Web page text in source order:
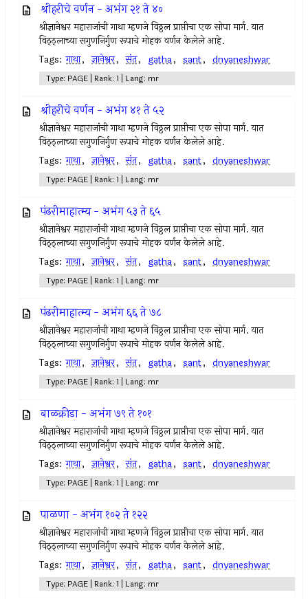
श्रीहरीचे वर्णन - अभंग २१ ते ४०
श्रीज्ञानेश्वर महाराजांची गाथा म्हणजे विठ्ठल प्राप्तीचा एक सोपा मार्ग. यात
विठ्ठ्लाच्या सगुणनिर्गुण रूपाचे मोहक वर्णन केलेले आहे.
Tags: गाथा, ज्ञानेश्वर, संत, gatha, sant, dnyaneshwar
Type: PAGE | Rank: 1 | Lang: mr
श्रीहरीचे वर्णन - अभंग ४१ ते ५२
श्रीज्ञानेश्वर महाराजांची गाथा म्हणजे विठ्ठल प्राप्तीचा एक सोपा मार्ग. यात
विठ्ठ्लाच्या सगुणनिर्गुण रूपाचे मोहक वर्णन केलेले आहे.
Tags: गाथा, ज्ञानेश्वर, संत, gatha, sant, dnyaneshwar
Type: PAGE | Rank: 1 | Lang: mr
पंढरीमाहात्म्य - अभंग ५३ ते ६५
श्रीज्ञानेश्वर महाराजांची गाथा म्हणजे विठ्ठल प्राप्तीचा एक सोपा मार्ग. यात
विठ्ठ्लाच्या सगुणनिर्गुण रूपाचे मोहक वर्णन केलेले आहे.
Tags: गाथा, ज्ञानेश्वर, संत, gatha, sant, dnyaneshwar
Type: PAGE | Rank: 1 | Lang: mr
पंढरीमाहात्म्य - अभंग ६६ ते ७८
श्रीज्ञानेश्वर महाराजांची गाथा म्हणजे विठ्ठल प्राप्तीचा एक सोपा मार्ग. यात
विठ्ठ्लाच्या सगुणनिर्गुण रूपाचे मोहक वर्णन केलेले आहे.
Tags: गाथा, ज्ञानेश्वर, संत, gatha, sant, dnyaneshwar
Type: PAGE | Rank: 1 | Lang: mr
बाळक्रीडा - अभंग ७९ ते १०१
श्रीज्ञानेश्वर महाराजांची गाथा म्हणजे विठ्ठल प्राप्तीचा एक सोपा मार्ग. यात
विठ्ठ्लाच्या सगुणनिर्गुण रूपाचे मोहक वर्णन केलेले आहे.
Tags: गाथा, ज्ञानेश्वर, संत, gatha, sant, dnyaneshwar
Type: PAGE | Rank: 1 | Lang: mr
पाळणा - अभंग १०२ ते १२२
श्रीज्ञानेश्वर महाराजांची गाथा म्हणजे विठ्ठल प्राप्तीचा एक सोपा मार्ग. यात
विठ्ठ्लाच्या सगुणनिर्गुण रूपाचे मोहक वर्णन केलेले आहे.
Tags: गाथा, ज्ञानेश्वर, संत, gatha, sant, dnyaneshwar
Type: PAGE | Rank: 1 | Lang: mr